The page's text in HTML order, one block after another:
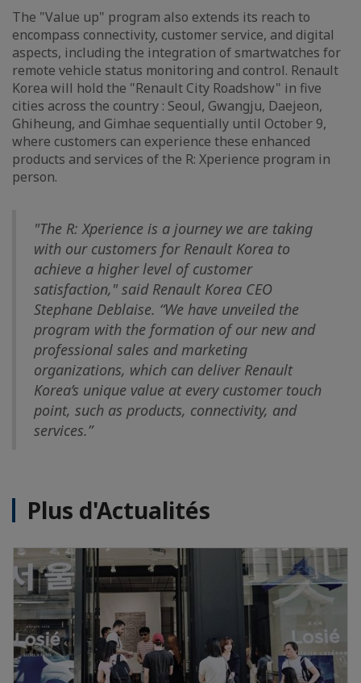
The "Value up" program also extends its reach to
encompass connectivity, customer service, and digital
aspects, including the integration of smartwatches for
remote vehicle status monitoring and control. Renault
Korea will hold the "Renault City Roadshow" in five
cities across the country : Seoul, Gwangju, Daejeon,
Ghiheung, and Gimhae sequentially until October 9,
where customers can experience these enhanced
products and services of the R: Xperience program in
person.
"The R: Xperience is a journey we are taking
with our customers for Renault Korea to
achieve a higher level of customer
satisfaction," said Renault Korea CEO
Stephane Deblaise. “We have unveiled the
program with the formation of our new and
professional sales and marketing
organizations, which can deliver Renault
Korea’s unique value at every customer touch
point, such as products, connectivity, and
services.”
Plus d'Actualités